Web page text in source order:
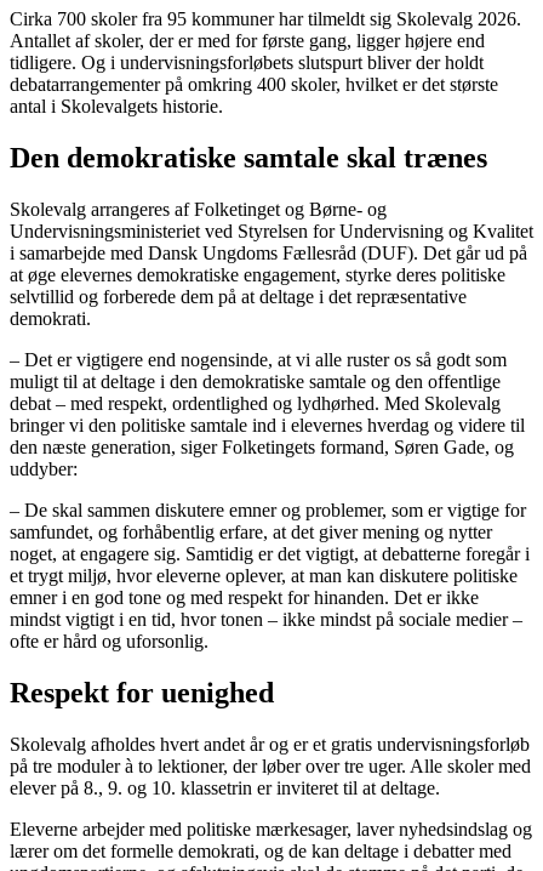
Cirka 700 skoler fra 95 kommuner har tilmeldt sig Skolevalg 2026.
Antallet af skoler, der er med for første gang, ligger højere end
tidligere. Og i undervisningsforløbets slutspurt bliver der holdt
debatarrangementer på omkring 400 skoler, hvilket er det største
antal i Skolevalgets historie.
Den demokratiske samtale skal trænes
Skolevalg arrangeres af Folketinget og Børne- og
Undervisningsministeriet ved Styrelsen for Undervisning og Kvalitet
i samarbejde med Dansk Ungdoms Fællesråd (DUF). Det går ud på
at øge elevernes demokratiske engagement, styrke deres politiske
selvtillid og forberede dem på at deltage i det repræsentative
demokrati.
– Det er vigtigere end nogensinde, at vi alle ruster os så godt som
muligt til at deltage i den demokratiske samtale og den offentlige
debat – med respekt, ordentlighed og lydhørhed. Med Skolevalg
bringer vi den politiske samtale ind i elevernes hverdag og videre til
den næste generation, siger Folketingets formand, Søren Gade, og
uddyber:
– De skal sammen diskutere emner og problemer, som er vigtige for
samfundet, og forhåbentlig erfare, at det giver mening og nytter
noget, at engagere sig. Samtidig er det vigtigt, at debatterne foregår i
et trygt miljø, hvor eleverne oplever, at man kan diskutere politiske
emner i en god tone og med respekt for hinanden. Det er ikke
mindst vigtigt i en tid, hvor tonen – ikke mindst på sociale medier –
ofte er hård og uforsonlig.
Respekt for uenighed
Skolevalg afholdes hvert andet år og er et gratis undervisningsforløb
på tre moduler à to lektioner, der løber over tre uger. Alle skoler med
elever på 8., 9. og 10. klassetrin er inviteret til at deltage.
Eleverne arbejder med politiske mærkesager, laver nyhedsindslag og
lærer om det formelle demokrati, og de kan deltage i debatter med